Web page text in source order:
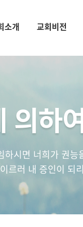
소개 교회비전
의하
하시면 너희가 권
이르러 내 증인이 되